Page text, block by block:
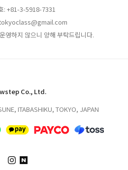
: +81-3-5918-7331
영하지 않으니 양해 부탁드립니다.
Co., Ltd.
ITABASHIKU, TOKYO, JAPAN